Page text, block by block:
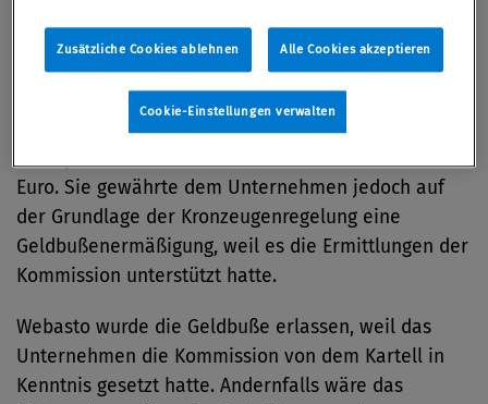
kraftstoffbetriebene Standheizungen und Zuheizer
gegen EU-Kartellrecht verstoßen haben.
Die Kommission ahndete die Kartellbeteiligung von
Euro. Sie gewährte dem Unternehmen jedoch auf
der Grundlage der Kronzeugenregelung eine
Geldbußenermäßigung, weil es die Ermittlungen der
Kommission unterstützt hatte.
Webasto wurde die Geldbuße erlassen, weil das
Unternehmen die Kommission von dem Kartell in
Kenntnis gesetzt hatte. Andernfalls wäre das
Zusätzliche Cookies ablehnen Alle Cookies akzeptieren
Cookie-Einstellungen verwalten